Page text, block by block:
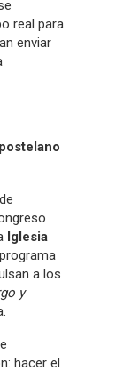
real para
enviar
Iglesia
a los
y
hacer el